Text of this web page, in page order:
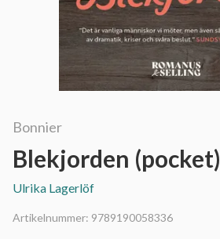
Bonnier
Blekjorden (pocket)
Ulrika Lagerlöf
Artikelnummer: 9789190058336